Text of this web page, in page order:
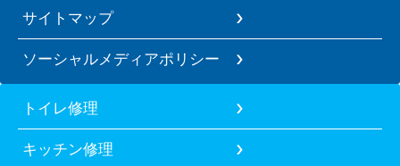
サイトマップ
ソーシャルメディアポリシー
トイレ修理
キッチン修理